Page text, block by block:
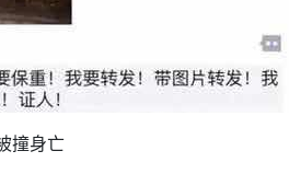
撞身亡